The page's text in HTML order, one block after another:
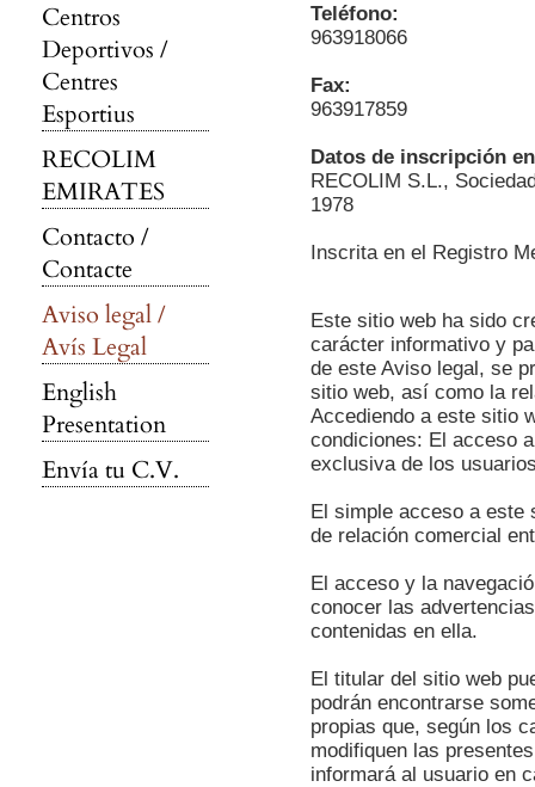
Centros
Deportivos /
Centres
Esportius
RECOLIM
EMIRATES
Contacto /
Contacte
Aviso legal /
Avís Legal
English
Presentation
Envía tu C.V.
Teléfono:
963918066
Fax:
963917859
Datos de inscripción
RECOLIM S.L.,
1978
Inscrita en el Registro
Este sitio web ha sido
carácter informativo y
de este Aviso legal, se
sitio web, así como la
Accediendo a este sitio
condiciones: El acceso
exclusiva de los
El simple acceso a este
de relación comercial
El acceso y la
conocer las
contenidas en ella.
El titular del sitio web
podrán encontrarse
propias que, según los
modifiquen las
informará al usuario en